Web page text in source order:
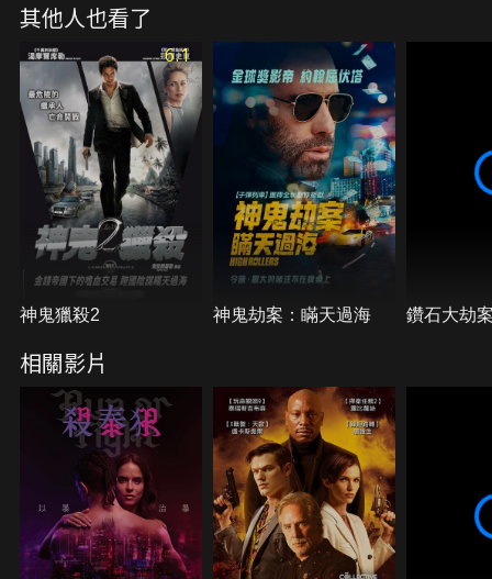
疚的威爾難以拒絕便答應賽門，原以為正義伸張後能
重新生活，卻沒想到他必須為了正義付出難以想像的
代價…
其他人也看了
6.1
神鬼獵殺2 神鬼劫案：瞞天過海 鑽石大劫
相關影片